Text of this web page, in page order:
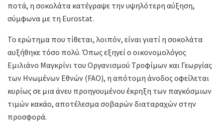
ποτά, η σοκολάτα κατέγραψε την υψηλότερη αύξηση,
σύμφωνα με τη Eurostat.
Το ερώτημα που τίθεται, λοιπόν, είναι γιατί η σοκολάτα
αυξήθηκε τόσο πολύ. Όπως εξηγεί ο οικονομολόγος
Εμιλιάνο Μαγκρίνι του Οργανισμού Τροφίμων και Γεωργίας
των Ηνωμένων Εθνών (FAO), η απότομη άνοδος οφείλεται
κυρίως σε μια άνευ προηγουμένου έκρηξη των παγκόσμιων
τιμών κακάο, αποτέλεσμα σοβαρών διαταραχών στην
προσφορά.